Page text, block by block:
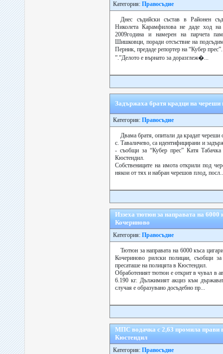
Категория: Правосъдие
Днес съдийски състав в Районен
Николета Карамфилова не даде ход на
2009година и намерен на парчета
Шишковци, поради отсъствие на
Перник, предаде репортер на “Кубер прес”.
”.”Делото е върнато за доразглеж�...
Задържаха братя крадци на череши
Категория: Правосъдие
Двама братя, опитали да крадат череши
с. Таваличево, са идентифицирани и
- съобщи за “Кубер прес” Катя
Кюстендил.
Собствениците на имота открили под
някои от тях и набран черешов плод,
Иззеха тютюн за направата на 6000
Кочериново
Категория: Правосъдие
Тютюн за направата на 6000 къса
Кочериново рилски полицаи, съобщи
пресаташе на полицята в Кюстендил.
Обработеният тютюн е открит в чувал в
6.190 кг. Дължимият акциз към
случая е образувано досъдебно пр...
МПС водачка с 2,63 промила прави
Кюстендил
Категория: Правосъдие